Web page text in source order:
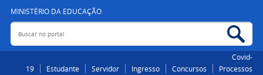
MINISTÉRIO DA EDUCAÇÃO
Buscar no portal
Covid-
19
Estudante Servidor Ingresso Concursos
Processos